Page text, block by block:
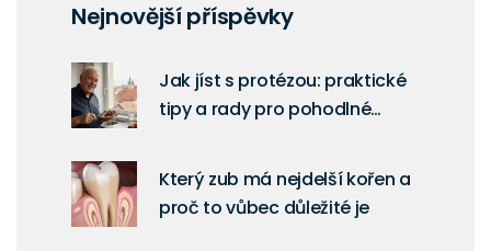
Nejnovější příspěvky
Jak jíst s protézou: praktické
tipy a rady pro pohodlné
Který zub má nejdelší kořen a
proč to vůbec důležité je